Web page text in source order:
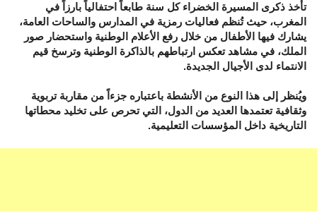
تأخذ ذكرى المسيرة الخضراء كل سنة طابعاً احتفالياً بارزاً في
المغرب، حيث تُنظم فعاليات رمزية في المدارس والساحات العامة،
يشارك فيها الأطفال من خلال رفع الأعلام الوطنية واستحضار صور
الملك، في مشاهد تعكس ارتباطهم بالذاكرة الوطنية وترسخ قيم
الانتماء لدى الأجيال الجديدة.
ويُنظر إلى هذا النوع من الأنشطة باعتباره جزءاً من مقاربة تربوية
وثقافية تعتمدها العديد من الدول، التي تحرص على تخليد محطاتها
التاريخية داخل المؤسسات التعليمية.